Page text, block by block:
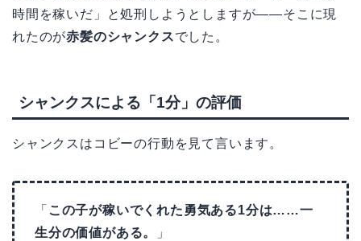
時間を稼いだ」と処刑しようとしますが——そこに現
れたのが赤髪のシャンクスでした。
シャンクスによる「1分」の評価
シャンクスはコビーの行動を見て言います。
「 この子が稼いでくれた勇気ある1分は……一
生分の価値がある。
」